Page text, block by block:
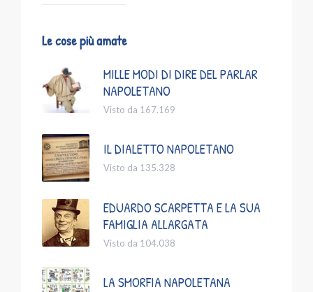
Le cose più amate
MILLE MODI DI DIRE DEL PARLAR
NAPOLETANO
Visto da 167.169
IL DIALETTO NAPOLETANO
Visto da 135.328
EDUARDO SCARPETTA E LA SUA
FAMIGLIA ALLARGATA
Visto da 104.038
LA SMORFIA NAPOLETANA